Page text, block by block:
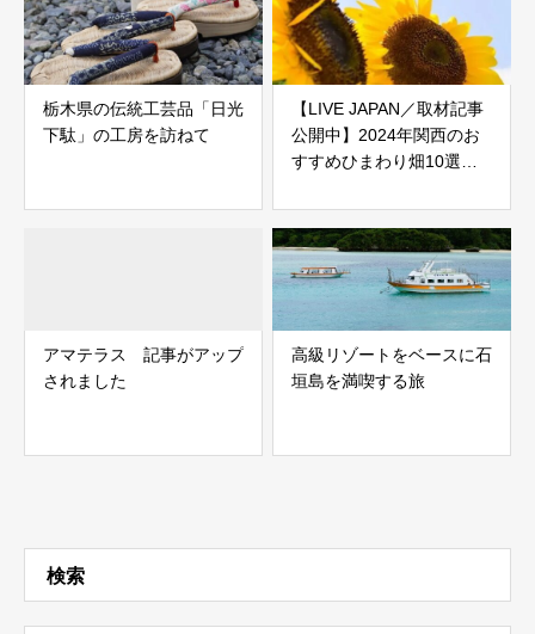
栃木県の伝統工芸品「日光
下駄」の工房を訪ねて
【LIVE JAPAN／取材記事
公開中】2024年関西のお
すすめひまわり畑10選！
報を紹介
アマテラス 記事がアップ
されました
高級リゾートをベースに石
垣島を満喫する旅
検索